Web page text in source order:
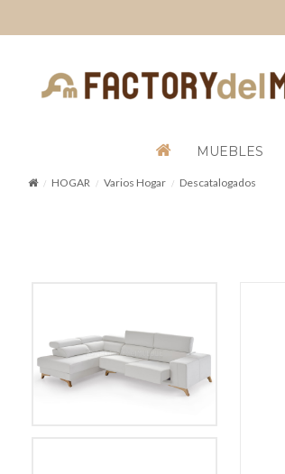
MUEBLES
HOGAR Varios Hogar Descatalogados